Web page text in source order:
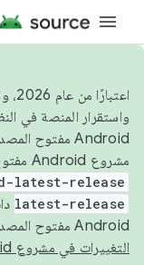
واستقرار المنصة في
مشروع Android مفتوح المصدر والمساهمة فيه، استخدِم
latest-release
latest-release
Android مفتوح المصدر. لمزيد من المعلومات، يُرجى الاطّلاع على
التغييرات في مشروع Android مفتوح المصدر